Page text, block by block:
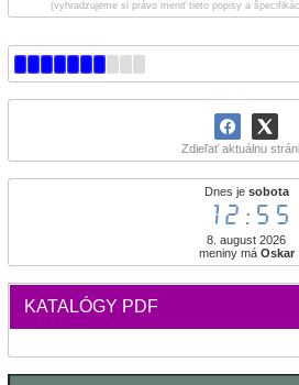
Zdieľať aktuálnu
Dnes je sobota
12:55
8. august 2026
meniny má Oskar
KATALÓGY PDF
(vyhradzujeme si právo meniť tieto popisy a